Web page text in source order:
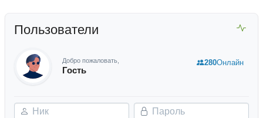
Пользователи
Добро пожаловать,
Гость
Ник Пароль
280Онлайн